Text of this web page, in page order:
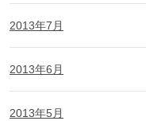
2013年7月
2013年6月
2013年5月